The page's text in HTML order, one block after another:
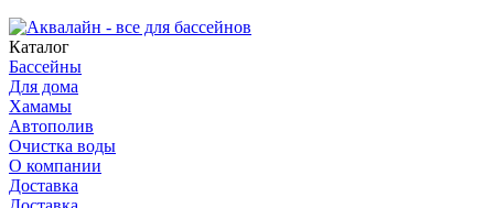
Каталог
Бассейны
Для дома
Хамамы
Автополив
Очистка воды
О компании
Доставка